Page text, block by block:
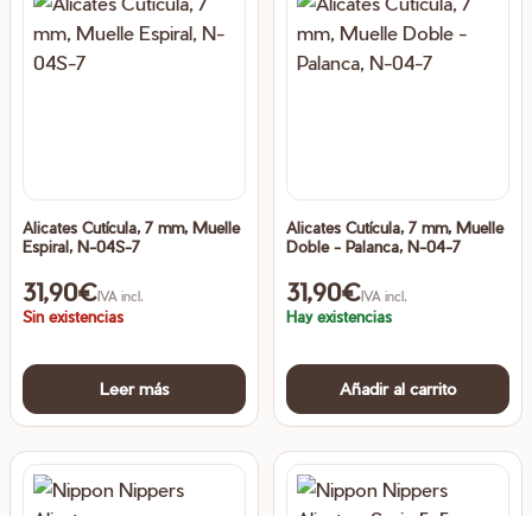
Alicates Cutícula, 7 mm, Muelle
Espiral, N-04S-7
31,90€IVA incl.
Sin existencias
Leer más
Alicates Cutícula, 7 mm, Muelle
Doble - Palanca, N-04-7
31,90€IVA incl.
Hay existencias
Añadir al carrito